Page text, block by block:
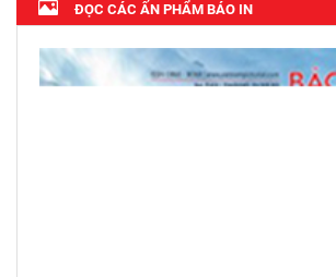
ĐỌC CÁC ẤN PHẨM BÁO IN